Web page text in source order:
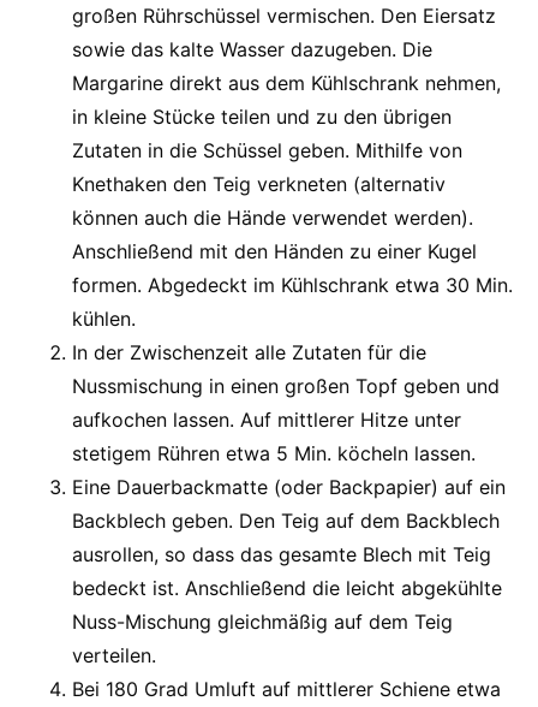
großen Rührschüssel vermischen. Den Eiersatz
sowie das kalte Wasser dazugeben. Die
Margarine direkt aus dem Kühlschrank nehmen,
in kleine Stücke teilen und zu den übrigen
Zutaten in die Schüssel geben. Mithilfe von
Knethaken den Teig verkneten (alternativ
können auch die Hände verwendet werden).
Anschließend mit den Händen zu einer Kugel
formen. Abgedeckt im Kühlschrank etwa 30 Min.
kühlen.
In der Zwischenzeit alle Zutaten für die
Nussmischung in einen großen Topf geben und
aufkochen lassen. Auf mittlerer Hitze unter
stetigem Rühren etwa 5 Min. köcheln lassen.
Eine Dauerbackmatte (oder Backpapier) auf ein
Backblech geben. Den Teig auf dem Backblech
ausrollen, so dass das gesamte Blech mit Teig
bedeckt ist. Anschließend die leicht abgekühlte
Nuss-Mischung gleichmäßig auf dem Teig
verteilen.
Bei 180 Grad Umluft auf mittlerer Schiene etwa